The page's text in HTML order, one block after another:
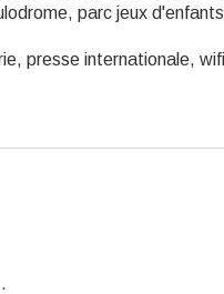
parc jeux
presse internationale,